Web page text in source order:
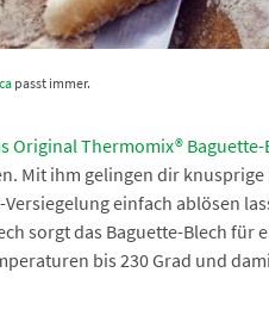
passt immer.
Original Thermomix® Baguette-
Mit ihm gelingen dir
einfach ablösen
sorgt das Baguette-Blech für
bis 230 Grad und